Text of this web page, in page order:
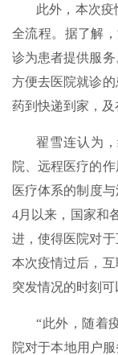
此外，本次
全流程。据了解
诊为患者提供服
方便去医院就诊
药到快递到家，及
翟雪连认为
院、远程医疗的
医疗体系的制度
4月以来，国家和
进，使得医院对
本次疫情过后，
突发情况的时刻可
“此外，随着
院对于本地用户